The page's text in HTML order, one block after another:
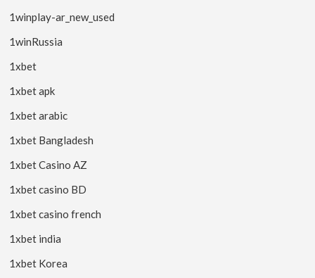
1winplay-ar_new_used
1winRussia
1xbet
1xbet apk
1xbet arabic
1xbet Bangladesh
1xbet Casino AZ
1xbet casino BD
1xbet casino french
1xbet india
1xbet Korea